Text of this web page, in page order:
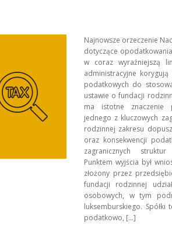
Najnowsze orzeczenie
dotyczące
w coraz wyraźniejszą
administracyjne
podatkowych do
ustawie o fundacji
ma istotne znaczenie
jednego z kluczowych
rodzinnej zakresu
oraz konsekwencji
zagranicznych
Punktem wyjścia był
złożony przez
fundacji rodzinnej
osobowych, w tym
luksemburskiego. Spółki
podatkowo, […]